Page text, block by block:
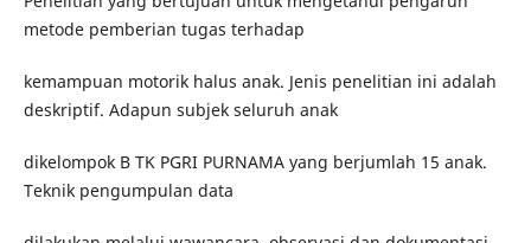
metode pemberian tugas terhadap
kemampuan motorik halus anak. Jenis penelitian ini adalah
deskriptif. Adapun subjek seluruh anak
dikelompok B TK PGRI PURNAMA yang berjumlah 15 anak.
Teknik pengumpulan data